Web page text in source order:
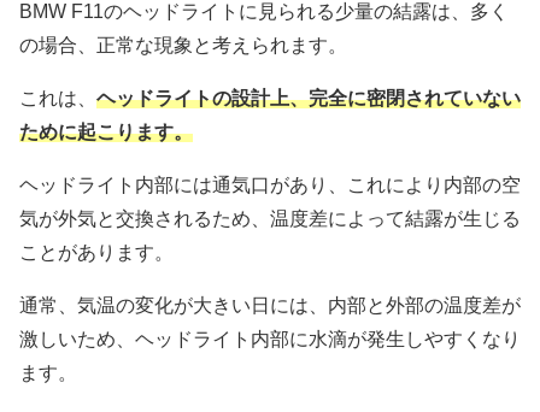
BMW F11のヘッドライトに見られる少量の結露は、多く
の場合、正常な現象と考えられます。
これは、 ヘッドライトの設計上、完全に密閉されていない
ために起こります。
ヘッドライト内部には通気口があり、これにより内部の空
気が外気と交換されるため、温度差によって結露が生じる
ことがあります。
通常、気温の変化が大きい日には、内部と外部の温度差が
激しいため、ヘッドライト内部に水滴が発生しやすくなり
ます。